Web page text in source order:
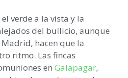
verde a la vista y la
del bullicio, aunque
hacen que la
ritmo. Las fincas
en Galapagar,